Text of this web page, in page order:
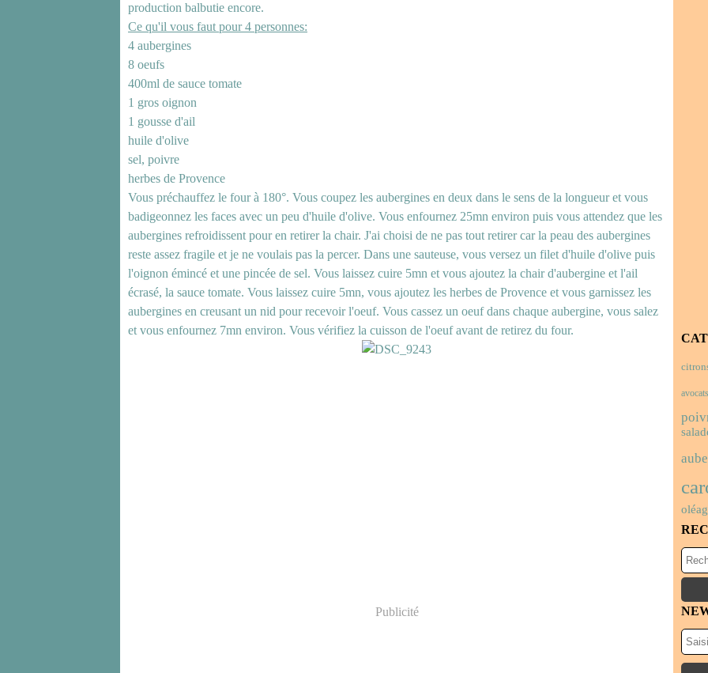
production balbutie encore.
Ce qu'il vous faut pour 4 personnes:
4 aubergines
8 oeufs
400ml de sauce tomate
1 gros oignon
1 gousse d'ail
huile d'olive
sel, poivre
herbes de Provence
Vous préchauffez le four à 180°. Vous coupez les aubergines en deux dans le sens de la longueur et vous
badigeonnez les faces avec un peu d'huile d'olive. Vous enfournez 25mn environ puis vous attendez que les
aubergines refroidissent pour en retirer la chair. J'ai choisi de ne pas tout retirer car la peau des aubergines
reste assez fragile et je ne voulais pas la percer. Dans une sauteuse, vous versez un filet d'huile d'olive puis
l'oignon émincé et une pincée de sel. Vous laissez cuire 5mn et vous ajoutez la chair d'aubergine et l'ail
écrasé, la sauce tomate. Vous laissez cuire 5mn, vous ajoutez les herbes de Provence et vous garnissez les
aubergines en creusant un nid pour recevoir l'oeuf. Vous cassez un oeuf dans chaque aubergine, vous salez
et vous enfournez 7mn environ. Vous vérifiez la cuisson de l'oeuf avant de retirez du four.
Publicité
avocats